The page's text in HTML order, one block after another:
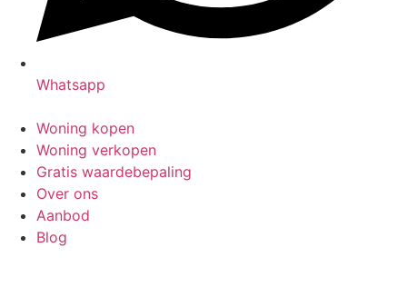
Whatsapp
Woning kopen
Woning verkopen
Gratis waardebepaling
Over ons
Aanbod
Blog